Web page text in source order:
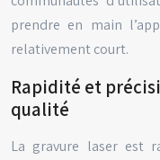
prendre en main
relativement court.
Rapidité et
qualité
La gravure laser est